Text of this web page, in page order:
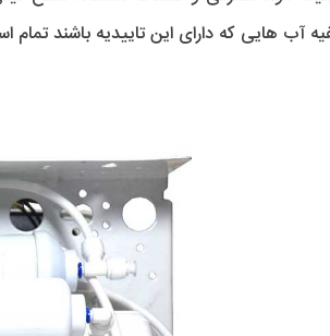
آب هایی که دارای این تاییدیه باشند تمام